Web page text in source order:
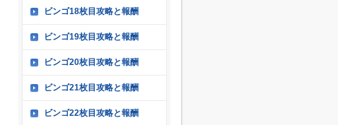
ビンゴ18枚目攻略と報酬
ビンゴ19枚目攻略と報酬
ビンゴ20枚目攻略と報酬
ビンゴ21枚目攻略と報酬
ビンゴ22枚目攻略と報酬